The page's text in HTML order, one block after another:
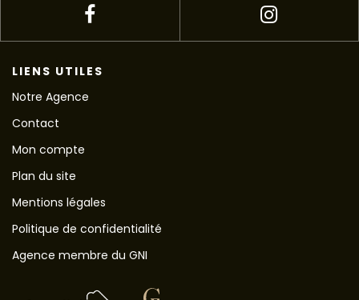
LIENS UTILES
Notre Agence
Contact
Mon compte
Plan du site
Mentions légales
Politique de confidentialité
Agence membre du GNI